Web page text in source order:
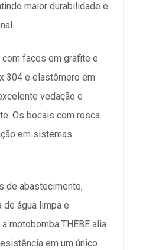
maior durabilidade e
faces em grafite e
304 e elastômero em
vedação e
Os bocais com rosca
em sistemas
de abastecimento,
de água limpa e
motobomba THEBE alia
em um único